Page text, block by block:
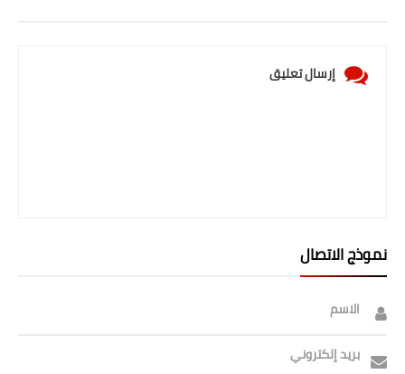
إرسال تعليق
نموذج الاتصال
الاسم
بريد إلكتروني